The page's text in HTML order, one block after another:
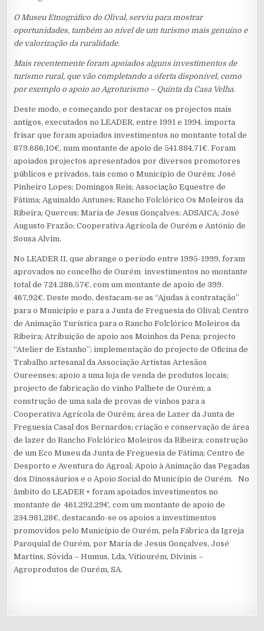
O Museu Etnográfico do Olival, serviu para mostrar
oportunidades, também ao nível de um turismo mais genuíno e
de valorização da ruralidade.
Mais recentemente foram apoiados alguns investimentos de
turismo rural, que vão completando a oferta disponível, como
por exemplo o apoio ao Agroturismo – Quinta da Casa Velha.
Deste modo, e começando por destacar os projectos mais
antigos, executados no LEADER, entre 1991 e 1994, importa
frisar que foram apoiados investimentos no montante total de
879.686,10€, num montante de apoio de 541.884,71€. Foram
apoiados projectos apresentados por diversos promotores
públicos e privados, tais como o Município de Ourém; José
Pinheiro Lopes; Domingos Reis; Associação Equestre de
Fátima; Aguinaldo Antunes; Rancho Folclórico Os Moleiros da
Ribeira; Quercus; Maria de Jesus Gonçalves; ADSAICA; José
Augusto Frazão; Cooperativa Agrícola de Ourém e António de
Sousa Alvim.
No LEADER II, que abrange o período entre 1995-1999, foram
aprovados no concelho de Ourém investimentos no montante
total de 724.286,57€, com um montante de apoio de 399.
467,92€. Deste modo, destacam-se as “Ajudas à contratação”
para o Municipio e para a Junta de Freguesia do Olival; Centro
de Animação Turística para o Rancho Folclórico Moleiros da
Ribeira; Atribuição de apoio aos Moinhos da Pena; projecto
“Atelier de Estanho”; implementação do projecto de Oficina de
Trabalho artesanal da Associação Artistas Artesãos
Oureenses; apoio a uma loja de venda de produtos locais;
projecto de fabricação do vinho Palhete de Ourém; a
construção de uma sala de provas de vinhos para a
Cooperativa Agrícola de Ourém; área de Lazer da Junta de
Freguesia Casal dos Bernardos; criação e conservação de área
de lazer do Rancho Folclórico Moleiros da Ribeira; construção
de um Eco Museu da Junta de Freguesia de Fátima; Centro de
Desporto e Aventura do Agroal; Apoio à Animação das Pegadas
dos Dinossáurios e o Apoio Social do Município de Ourém. No
âmbito do LEADER + foram apoiados investimentos no
montante de 461.292,29€, com um montante de apoio de
234.981,28€, destacando-se os apoios a investimentos
promovidos pelo Município de Ourém, pela Fábrica da Igreja
Paroquial de Ourém, por Maria de Jesus Gonçalves, José
Martins, Sóvida – Humus, Lda, Vitiourém, Divinis –
Agroprodutos de Ourém, SA.